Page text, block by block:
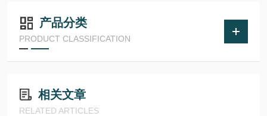
产品分类
PRODUCT CLASSIFICATION
相关文章
RELATED ARTICLES